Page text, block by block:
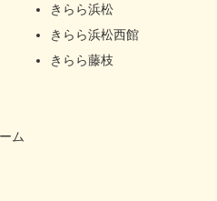
きらら浜松
きらら浜松西館
きらら藤枝
ム